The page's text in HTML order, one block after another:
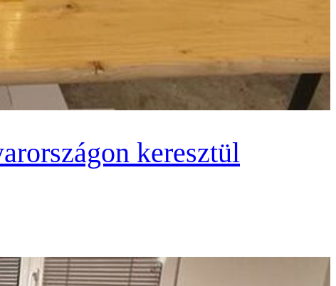
keresztül